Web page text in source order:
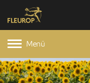
Menü